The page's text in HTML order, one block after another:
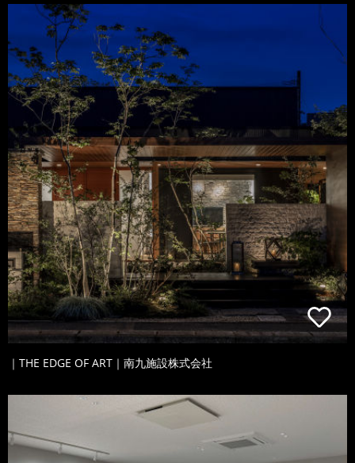
｜THE EDGE OF ART｜南九施設株式会社